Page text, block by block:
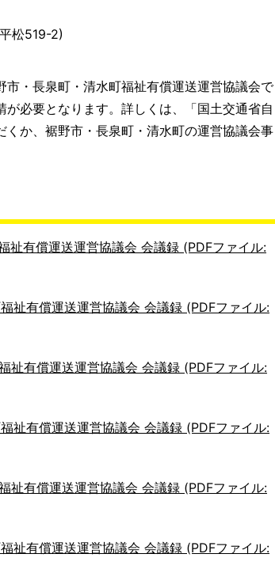
松519-2)
市・長泉町・清水町福祉有償運送運営協議会で
必要となります。詳しくは、「国土交通省自
か、裾野市・長泉町・清水町の運営協議会事
祉有償運送運営協議会 会議録 (PDFファイル:
祉有償運送運営協議会 会議録 (PDFファイル:
祉有償運送運営協議会 会議録 (PDFファイル:
祉有償運送運営協議会 会議録 (PDFファイル:
祉有償運送運営協議会 会議録 (PDFファイル:
祉有償運送運営協議会 会議録 (PDFファイル: